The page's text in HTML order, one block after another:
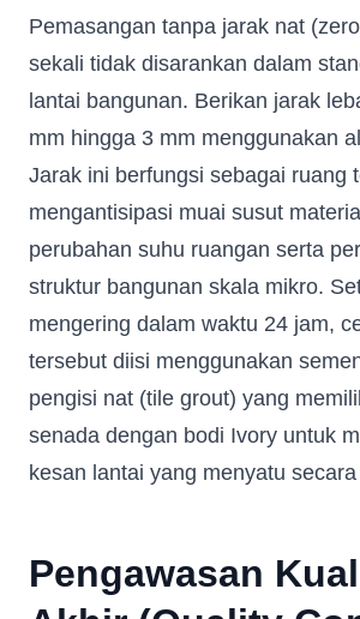
Pemasangan tanpa jarak nat
sekali tidak disarankan dalam
lantai bangunan. Berikan jarak
mm hingga 3 mm menggunakan
Jarak ini berfungsi sebagai ruang
mengantisipasi muai susut
perubahan suhu ruangan serta
struktur bangunan skala mikro.
mengering dalam waktu 24 jam,
tersebut diisi menggunakan
pengisi nat (tile grout) yang
senada dengan bodi Ivory untuk
kesan lantai yang menyatu
Pengawasan